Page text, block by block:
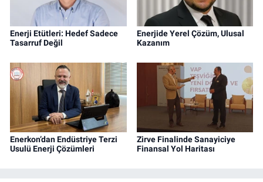
Enerji Etütleri: Hedef Sadece
Tasarruf Değil
Enerjide Yerel Çözüm, Ulusal
Kazanım
Enerkon’dan Endüstriye Terzi
Usulü Enerji Çözümleri
Zirve Finalinde Sanayiciye
Finansal Yol Haritası